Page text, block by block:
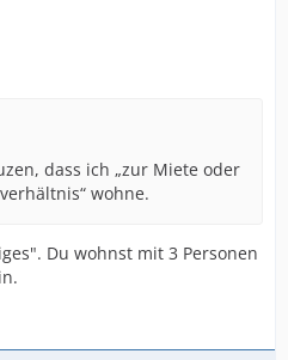
dass ich „zur Miete oder
wohne.
Du wohnst mit 3 Personen